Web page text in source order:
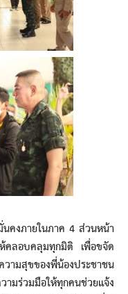
ภายในภาค 4 ส่วนหน้า
ห้คลอบคลุมทุกมิติ เพื่อขจัด
ามสุขของพี่น้องประชาชน
มร่วมมือให้ทุกคนช่วยแจ้ง